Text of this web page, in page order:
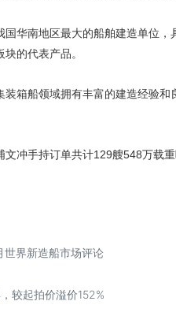
国华南地区最大的船舶建造单位
的代表产品。
箱船领域拥有丰富的建造经验
冲手持订单共计129艘548万
界新造船市场评论
较起拍价溢价152%